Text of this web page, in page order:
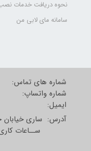
نحوه دریافت خدمات نصب
سامانه مای لابی من
شماره های تماس:
شماره واتساپ:
​​​​​​​ایمیل:
آدرس: ساری خیابان حافظ
ســاعات کاری: (
( پنجشنبه